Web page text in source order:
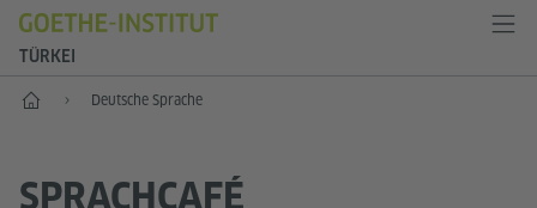
TÜRKEI
Start Deutsche Sprache
SPRACHCAFÉ